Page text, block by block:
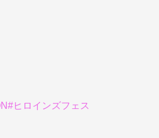
#ヒロインズフェス